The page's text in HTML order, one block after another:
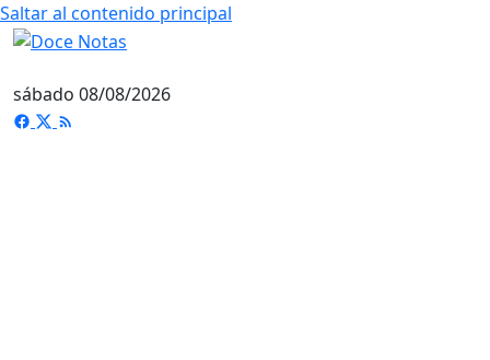
Saltar al contenido principal
sábado 08/08/2026